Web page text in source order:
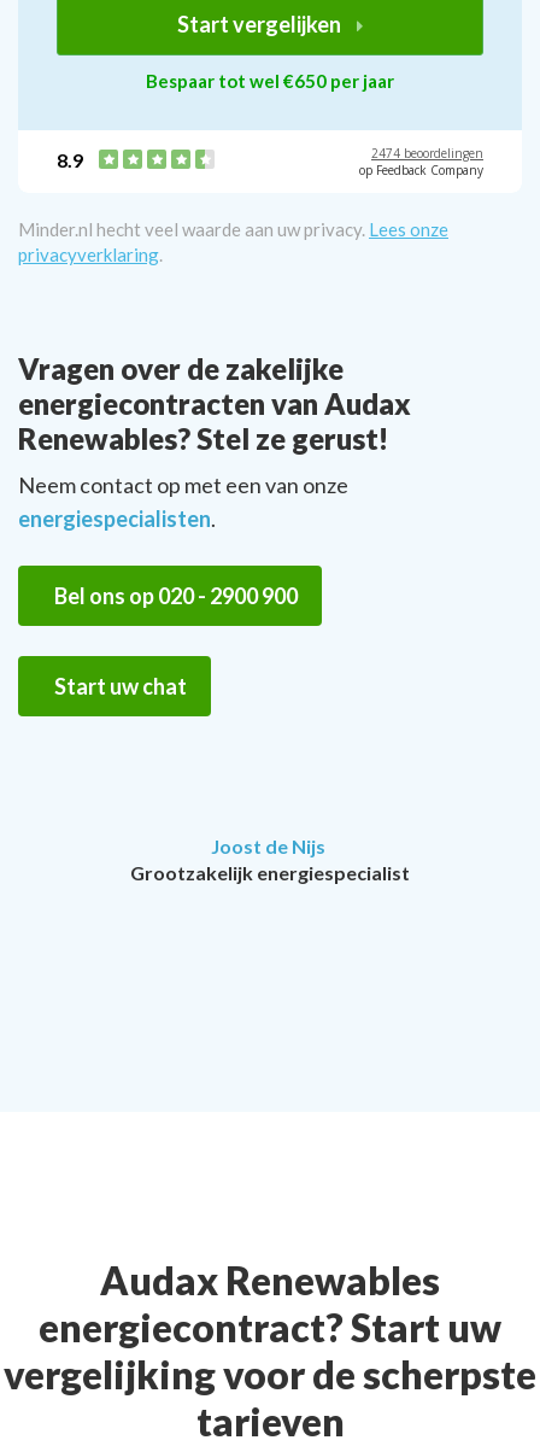
Start vergelijken
Bespaar tot wel €650 per jaar
8.9
2474 beoordelingen
op Feedback Company
Minder.nl hecht veel waarde aan uw privacy. Lees onze
privacyverklaring.
Vragen over de zakelijke
energiecontracten van Audax
Renewables? Stel ze gerust!
Neem contact op met een van onze
energiespecialisten.
Bel ons op 020 - 2900 900
Start uw chat
Joost de Nijs
Grootzakelijk energiespecialist
Audax Renewables
energiecontract? Start uw
vergelijking voor de scherpste
tarieven